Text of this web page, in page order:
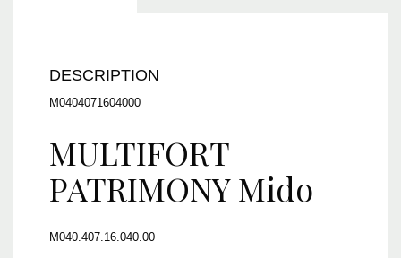
DESCRIPTION
M0404071604000
MULTIFORT
PATRIMONY Mido
M040.407.16.040.00